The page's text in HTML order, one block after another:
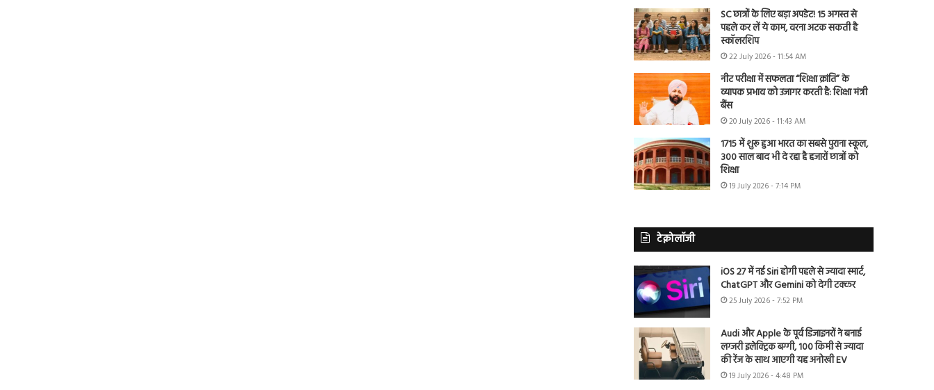
SC छात्रों के लिए बड़ा अपडेट! 15 अगस्त से
पहले कर लें ये काम, वरना अटक सकती है
स्कॉलरशिप
22 July 2026 - 11:54 AM
नीट परीक्षा में सफलता “शिक्षा क्रांति” के
व्यापक प्रभाव को उजागर करती है: शिक्षा मंत्री
बैंस
20 July 2026 - 11:43 AM
1715 में शुरू हुआ भारत का सबसे पुराना स्कूल,
300 साल बाद भी दे रहा है हजारों छात्रों को
शिक्षा
19 July 2026 - 7:14 PM
टेक्नोलॉजी
iOS 27 में नई Siri होगी पहले से ज्यादा स्मार्ट,
ChatGPT और Gemini को देगी टक्कर
25 July 2026 - 7:52 PM
Audi और Apple के पूर्व डिजाइनरों ने बनाई
लग्जरी इलेक्ट्रिक बग्गी, 100 किमी से ज्यादा
की रेंज के साथ आएगी यह अनोखी EV
19 July 2026 - 4:48 PM